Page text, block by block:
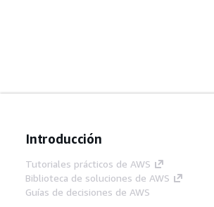
Introducción
Tutoriales prácticos de AWS
Biblioteca de soluciones de AWS
Guías de decisiones de AWS